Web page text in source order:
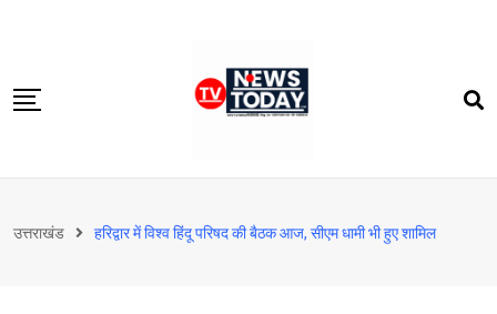
content
दिल्‍ली-एनसीआर
उत्तराखंड हरिद्वार में विश्व हिंदू परिषद की बैठक आज, सीएम धामी भी हुए शामिल